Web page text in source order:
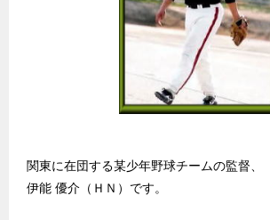
関東に在団する某少年野球チームの監督、
伊能 優介（ＨＮ）です。